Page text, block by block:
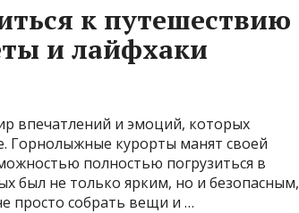
к путешествию
и лайфхаки
впечатлений и эмоций, которых
Горнолыжные курорты манят своей
полностью погрузиться в
был не только ярким, но и безопасным,
просто собрать вещи и …